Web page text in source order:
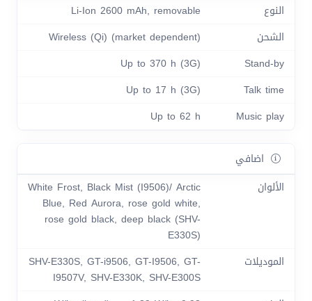
النوع
Li-Ion 2600 mAh, removable
الشحن
Wireless (Qi) (market dependent)
Stand-by
Up to 370 h (3G)
Talk time
Up to 17 h (3G)
Music play
Up to 62 h
اضافي
الألوان
White Frost, Black Mist (I9506)/ Arctic
Blue, Red Aurora, rose gold white,
rose gold black, deep black (SHV-
E330S)
الموديلات
SHV-E330S, GT-i9506, GT-I9506, GT-
I9507V, SHV-E330K, SHV-E300S